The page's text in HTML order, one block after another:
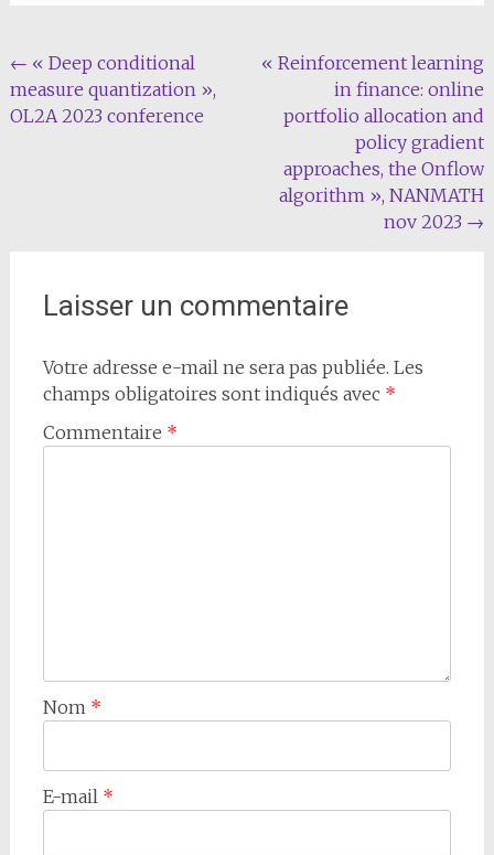
Navigation
de
← « Deep conditional
measure quantization »,
OL2A 2023 conference
« Reinforcement learning
in finance: online
portfolio allocation and
policy gradient
approaches, the Onflow
algorithm », NANMATH
nov 2023 →
Laisser un commentaire
Votre adresse e-mail ne sera pas publiée. Les
champs obligatoires sont indiqués avec *
Commentaire *
Nom *
E-mail *